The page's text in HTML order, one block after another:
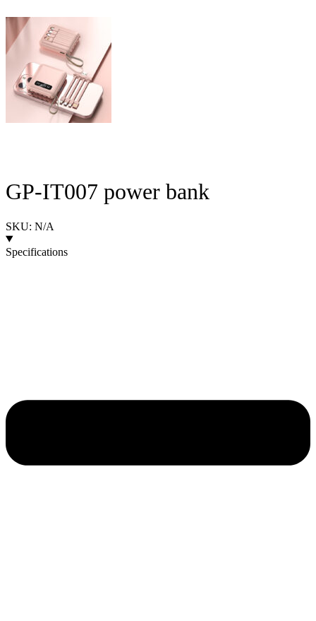
GP-IT007 power bank
SKU: N/A
Specifications